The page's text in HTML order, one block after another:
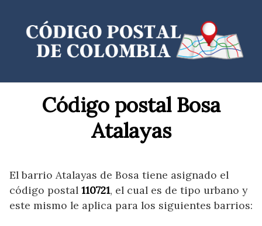
contenido
Código postal Bosa
Atalayas
El barrio Atalayas de Bosa tiene asignado el
código postal 110721, el cual es de tipo urbano y
este mismo le aplica para los siguientes barrios: